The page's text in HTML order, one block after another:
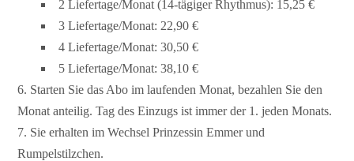
2 Liefertage/Monat (14-tägiger Rhythmus): 15,25 €
3 Liefertage/Monat: 22,90 €
4 Liefertage/Monat: 30,50 €
5 Liefertage/Monat: 38,10 €
Starten Sie das Abo im laufenden Monat, bezahlen Sie den
Monat anteilig. Tag des Einzugs ist immer der 1. jeden Monats.
Sie erhalten im Wechsel Prinzessin Emmer und
Rumpelstilzchen.